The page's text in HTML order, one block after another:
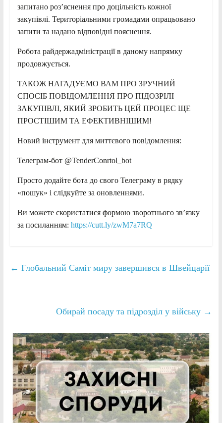
запитано роз’яснення про доцільність кожної
закупівлі. Територіальними громадами опрацьовано
запити та надано відповідні пояснення.
Робота райдержадміністрації в даному напрямку
продовжується.
ТАКОЖ НАГАДУЄМО ВАМ ПРО ЗРУЧНИЙ
СПОСІБ ПОВІДОМЛЕННЯ ПРО ПІДОЗРІЛІ
ЗАКУПІВЛІ, ЯКИЙ ЗРОБИТЬ ЦЕЙ ПРОЦЕС ЩЕ
ПРОСТІШИМ ТА ЕФЕКТИВНІШИМ!
Новий інструмент для миттєвого повідомлення:
Телеграм-бот @TenderConrtol_bot
Просто додайте бота до свого Телеграму в рядку
«пошук» і слідкуйте за оновленнями.
Ви можете скористатися формою зворотнього зв’язку
за посиланням: https://cutt.ly/zwM7a7RQ
← Глобальний Саміт миру завершився в Швейцарії
Обирай посаду та підрозділ у війську →